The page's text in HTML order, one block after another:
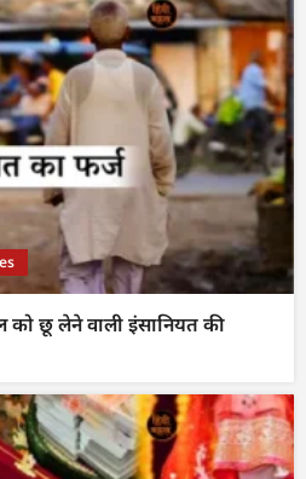
छू लेने वाली इंसानियत की